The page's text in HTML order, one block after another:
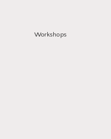
Workshops